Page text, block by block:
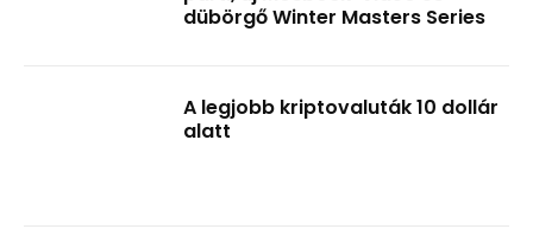
dübörgő Winter Masters Series
A legjobb kriptovaluták 10 dollár
alatt